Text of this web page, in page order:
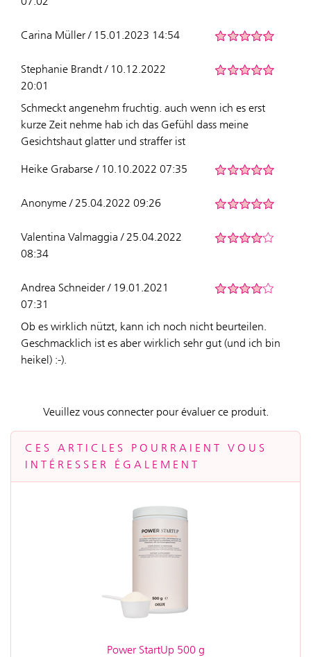
Carina Müller / 15.01.2023 14:54
Stephanie Brandt / 10.12.2022
20:01
Schmeckt angenehm fruchtig. auch wenn ich es erst
kurze Zeit nehme hab ich das Gefühl dass meine
Gesichtshaut glatter und straffer ist
Heike Grabarse / 10.10.2022 07:35
Anonyme / 25.04.2022 09:26
Valentina Valmaggia / 25.04.2022
08:34
Andrea Schneider / 19.01.2021
07:31
Ob es wirklich nützt, kann ich noch nicht beurteilen.
Geschmacklich ist es aber wirklich sehr gut (und ich bin
heikel) :-).
Veuillez vous connecter pour évaluer ce produit.
CES ARTICLES POURRAIENT VOUS
INTÉRESSER ÉGALEMENT
Power StartUp 500 g